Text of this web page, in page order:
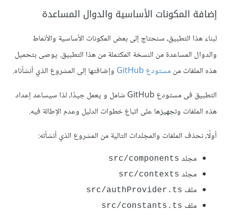
إضافة المكونات الأساسية والدوال المساعدة
لبناء هذا التطبيق، سنحتاج إلى بعض المكونات الأساسية والأنماط
والدوال المساعدة من النسخة المكتملة من هذا التطبيق. يوصى بتحميل
هذه الملفات منمستودع GitHub
وإضافتها إلى المشروع الذي أنشأناه.
التطبيق فى مستودع GitHub شامل و يعمل جيدًا، لذا سيساعد إعداد
هذه الملفات وتجهيزها على اتباع خطوات الدليل وعدم الإطالة فيه.
أولًا، نحذف الملفات والمجلدات التالية من المشروع الذي أنشأته:
مجلد src/components
مجلد src/contexts
ملف src/authProvider.ts
ملف src/constants.ts